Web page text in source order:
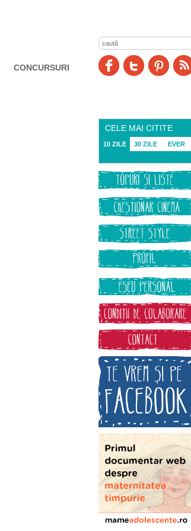
CONCURSURI
CELE MAI CITITE
10 ZILE 30 ZILE EVER